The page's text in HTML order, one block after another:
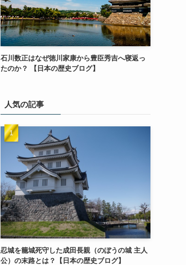
石川数正はなぜ徳川家康から豊臣秀吉へ寝返っ
たのか？ 【日本の歴史ブログ】
人気の記事
忍城を籠城死守した成田長親（のぼうの城 主人
公）の末路とは？【日本の歴史ブログ】